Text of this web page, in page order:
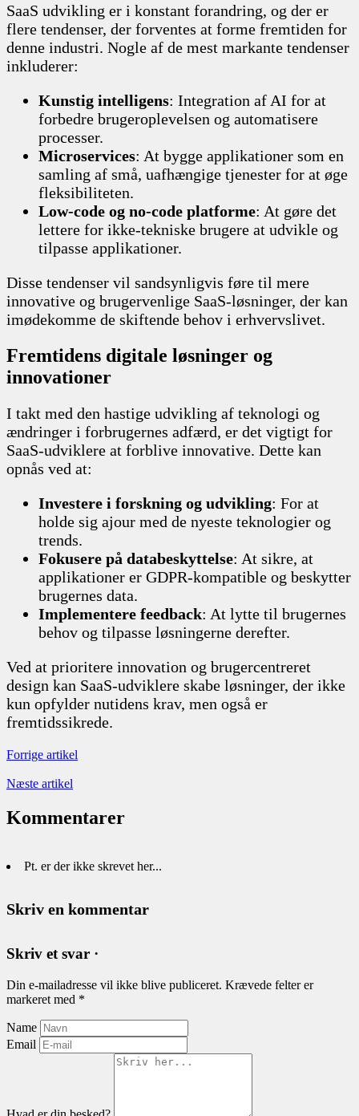
SaaS udvikling er i konstant forandring, og der er
flere tendenser, der forventes at forme fremtiden for
denne industri. Nogle af de mest markante tendenser
inkluderer:
Kunstig intelligens: Integration af AI for at
forbedre brugeroplevelsen og automatisere
processer.
Microservices: At bygge applikationer som en
samling af små, uafhængige tjenester for at øge
fleksibiliteten.
Low-code og no-code platforme: At gøre det
lettere for ikke-tekniske brugere at udvikle og
tilpasse applikationer.
Disse tendenser vil sandsynligvis føre til mere
innovative og brugervenlige SaaS-løsninger, der kan
imødekomme de skiftende behov i erhvervslivet.
Fremtidens digitale løsninger og
innovationer
I takt med den hastige udvikling af teknologi og
ændringer i forbrugernes adfærd, er det vigtigt for
SaaS-udviklere at forblive innovative. Dette kan
opnås ved at:
Investere i forskning og udvikling: For at
holde sig ajour med de nyeste teknologier og
trends.
Fokusere på databeskyttelse: At sikre, at
applikationer er GDPR-kompatible og beskytter
brugernes data.
Implementere feedback: At lytte til brugernes
behov og tilpasse løsningerne derefter.
Ved at prioritere innovation og brugercentreret
design kan SaaS-udviklere skabe løsninger, der ikke
kun opfylder nutidens krav, men også er
fremtidssikrede.
Forrige artikel
Næste artikel
Kommentarer
Pt. er der ikke skrevet her...
Skriv en kommentar
Skriv et svar ·
Din e-mailadresse vil ikke blive publiceret. Krævede felter er
markeret med *
Name
Email